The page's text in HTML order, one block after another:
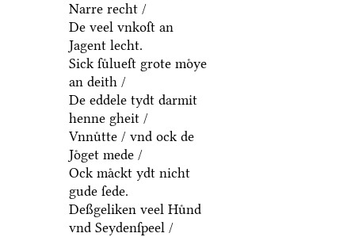
Narre recht /
De veel vnkoſt an
Jagent lecht.
Sick ſuͤlueſt grote moͤye
an deith /
De eddele tydt darmit
henne gheit /
Vnnuͤtte / vnd ock de
Joͤget mede /
Ock maͤckt ydt nicht
gude ſede.
Deßgeliken veel Huͤnd
vnd Seydenſpeel /